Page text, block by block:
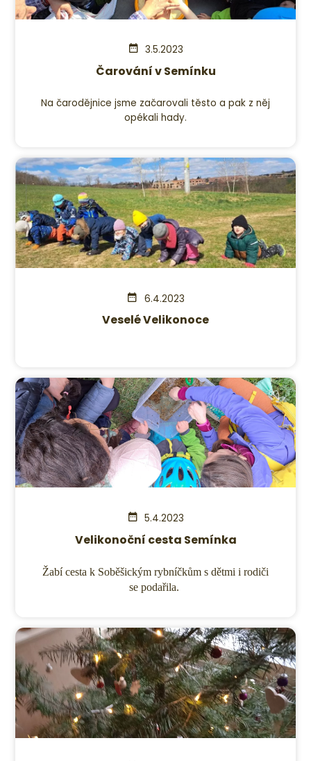
3.5.2023
Čarování v Semínku
Na čarodějnice jsme začarovali těsto a pak z něj
opékali hady.
6.4.2023
Veselé Velikonoce
5.4.2023
Velikonoční cesta Semínka
Žabí cesta k Soběšickým rybníčkům s dětmi i rodiči
se podařila.